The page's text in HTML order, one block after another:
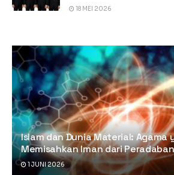
18 MEI 2026
Islam dan Dunia Material: Agama
Memisahkan Iman dari Peradaban
1 JUNI 2026